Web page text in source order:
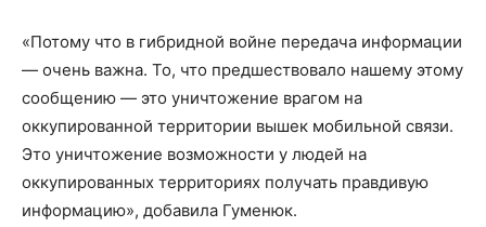
«Потому что в гибридной войне передача информации
— очень важна. То, что предшествовало нашему этому
сообщению — это уничтожение врагом на
оккупированной территории вышек мобильной связи.
Это уничтожение возможности у людей на
оккупированных территориях получать правдивую
информацию», добавила Гуменюк.